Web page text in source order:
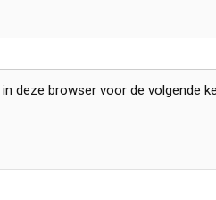
deze browser voor de volgende